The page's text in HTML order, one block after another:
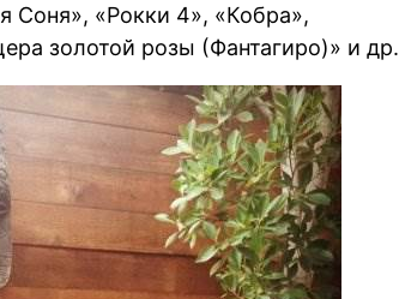
Соня», «Рокки 4», «Кобра»,
золотой розы (Фантагиро)» и др.